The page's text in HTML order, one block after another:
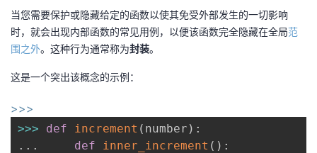
当您需要保护或隐藏给定的函数以使其免受外部发生的一切影响
时，就会出现内部函数的常见用例，以便该函数完全隐藏在全局范
围之外。这种行为通常称为封装。
这是一个突出该概念的示例：
>>>
>>> def increment ( number ) :
. . . def inner_increment ( ) :